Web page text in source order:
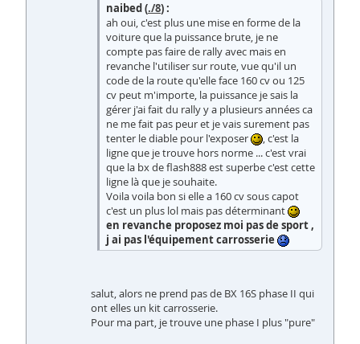
naibed (./8) :
ah oui, c'est plus une mise en forme de la
voiture que la puissance brute, je ne
compte pas faire de rally avec mais en
revanche l'utiliser sur route, vue qu'il un
code de la route qu'elle face 160 cv ou 125
cv peut m'importe, la puissance je sais la
gérer j'ai fait du rally y a plusieurs années ca
ne me fait pas peur et je vais surement pas
tenter le diable pour l'exposer
, c'est la
ligne que je trouve hors norme ... c'est vrai
que la bx de flash888 est superbe c'est cette
ligne là que je souhaite.
Voila voila bon si elle a 160 cv sous capot
c'est un plus lol mais pas déterminant
en revanche proposez moi pas de sport ,
j ai pas l'équipement carrosserie
salut, alors ne prend pas de BX 16S phase II qui
ont elles un kit carrosserie.
Pour ma part, je trouve une phase I plus "pure"